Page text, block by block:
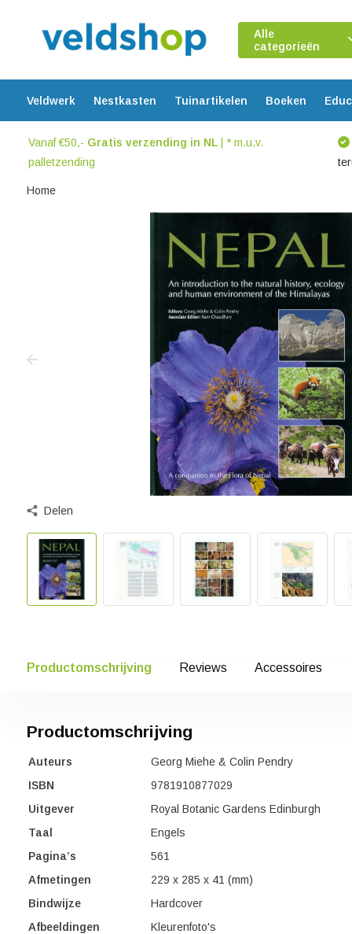
Alle
categorieën
Veldwerk Nestkasten Tuinartikelen Boeken
Vanaf €50,- Gratis verzending in NL| * m.u.v.
palletzending
Home
Delen
Productomschrijving Reviews Accessoires
Productomschrijving
Auteurs
Georg Miehe & Colin Pendry
ISBN
9781910877029
Uitgever
Royal Botanic Gardens Edinburgh
Taal
Engels
Pagina’s
561
Afmetingen
229 x 285 x 41 (mm)
Bindwijze
Hardcover
Afbeeldingen
Kleurenfoto's